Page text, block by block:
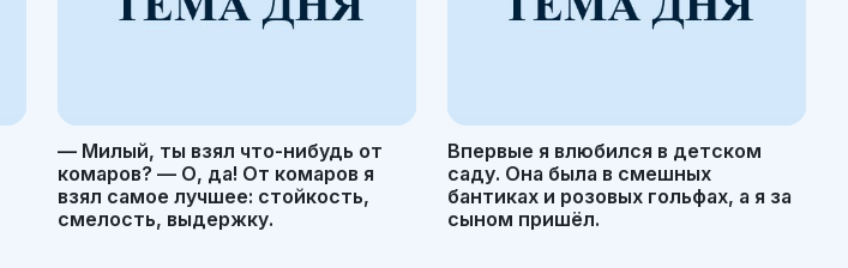
— Милый, ты взял что-нибудь от
комаров? — О, да! От комаров я
взял самое лучшее: стойкость,
смелость, выдержку.
Впервые я влюбился в детском
саду. Она была в смешных
бантиках и розовых гольфах, а я за
сыном пришёл.